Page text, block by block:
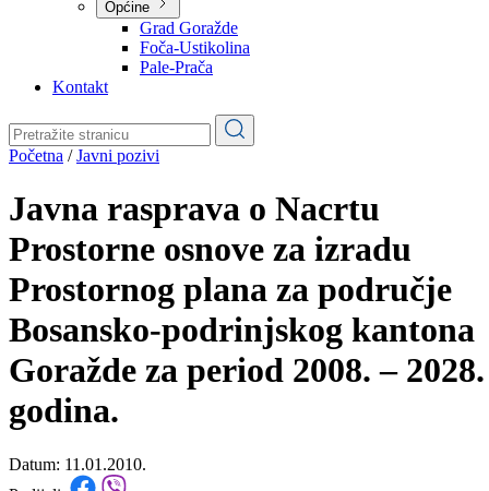
Obrazovanje
Općine
Pale-Prača
Kontakt
Početna/Javni pozivi
Javna rasprava o Nacrtu
Prostorne osnove za izradu
Prostornog plana za područje
Bosansko-podrinjskog kantona
Goražde za period 2008. – 2028.
godina.